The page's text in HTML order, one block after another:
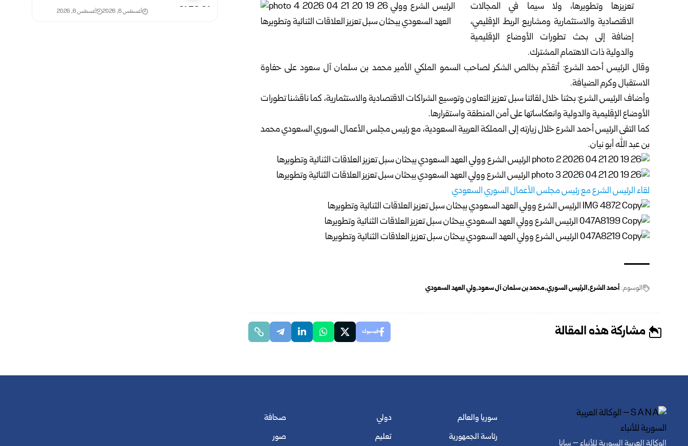
تعزيزها وتطويرها، ولا سيما في المجالات
الاقتصادية والاستثمارية ومشاريع الربط الإقليمي،
إضافة إلى بحث تطورات الأوضاع الإقليمية
والدولية ذات الاهتمام المشترك.
وقال الرئيس أحمد الشرع: أتقدّم بخالص الشكر لصاحب السمو الملكي الأمير محمد بن سلمان آل سعود على حفاوة
الاستقبال وكرم الضيافة.
وأضاف الرئيس الشرع: بحثنا خلال لقائنا سبل تعزيز التعاون وتوسيع الشراكات الاقتصادية والاستثمارية، كما ناقشنا تطورات
الأوضاع الإقليمية والدولية وانعكاساتها على أمن المنطقة واستقرارها.
كما التقى الرئيس أحمد الشرع خلال زيارته إلى المملكة العربية السعودية، مع رئيس مجلس الأعمال السوري السعودي محمد
بن عبد الله أبو نيان.
لقاء الرئيس الشرع مع رئيس مجلس الأعمال السوري السعودي
الوسوم: أحمد الشرع الرئيس السوري محمد بن سلمان آل سعود ولي العهد السعودي
مشاركة هذه المقالة فيسبوك
أغسطس 6, 2026 أغسطس 6, 2026
سوريا والعالم
رئاسة الجمهورية
دولي
تعليم
صحافة
صور